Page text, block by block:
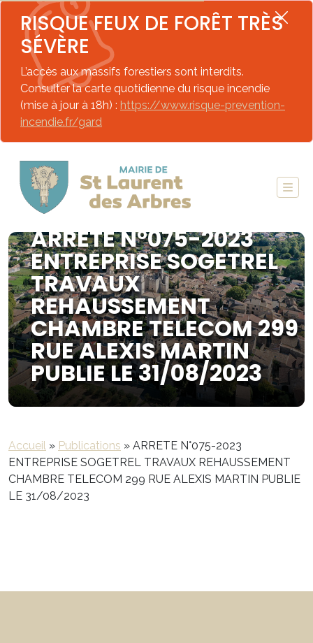
RISQUE FEUX DE FORÊT TRÈS
SÉVÈRE
L’accès aux massifs forestiers sont interdits.
Consulter la carte quotidienne du risque incendie
(mise à jour à 18h) : https://www.risque-prevention-
incendie.fr/gard
ARRETE N°075-2023
ENTREPRISE SOGETREL
TRAVAUX
REHAUSSEMENT
CHAMBRE TELECOM 299
RUE ALEXIS MARTIN
PUBLIE LE 31/08/2023
Accueil » Publications » ARRETE N°075-2023
ENTREPRISE SOGETREL TRAVAUX REHAUSSEMENT
CHAMBRE TELECOM 299 RUE ALEXIS MARTIN PUBLIE
LE 31/08/2023